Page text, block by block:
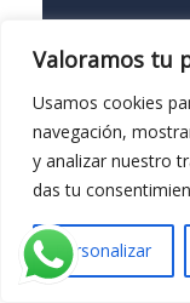
Valoramos tu
Usamos cookies
navegación,
y analizar nuestro
das tu
Personalizar
Pilar Gutiérrez
Vivimos
tejado. El
cubierta,
y mejoró